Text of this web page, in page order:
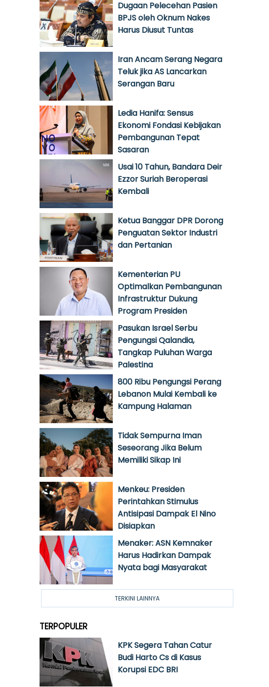
Dugaan Pelecehan Pasien
BPJS oleh Oknum Nakes
Harus Diusut Tuntas
Iran Ancam Serang Negara
Teluk jika AS Lancarkan
Serangan Baru
Ledia Hanifa: Sensus
Ekonomi Fondasi Kebijakan
Pembangunan Tepat
Sasaran
Usai 10 Tahun, Bandara Deir
Ezzor Suriah Beroperasi
Kembali
Ketua Banggar DPR Dorong
Penguatan Sektor Industri
dan Pertanian
Kementerian PU
Optimalkan Pembangunan
Infrastruktur Dukung
Program Presiden
Pasukan Israel Serbu
Pengungsi Qalandia,
Tangkap Puluhan Warga
Palestina
800 Ribu Pengungsi Perang
Lebanon Mulai Kembali ke
Kampung Halaman
Tidak Sempurna Iman
Seseorang Jika Belum
Memiliki Sikap Ini
Menkeu: Presiden
Perintahkan Stimulus
Antisipasi Dampak El Nino
Disiapkan
Menaker: ASN Kemnaker
Harus Hadirkan Dampak
Nyata bagi Masyarakat
TERKINI LAINNYA
TERPOPULER
KPK Segera Tahan Catur
Budi Harto Cs di Kasus
Korupsi EDC BRI